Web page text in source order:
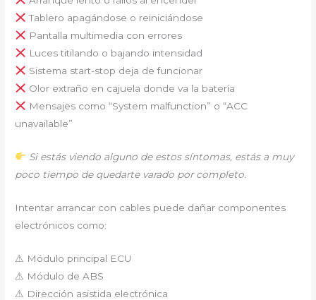
Tablero apagándose o reiniciándose
Pantalla multimedia con errores
Luces titilando o bajando intensidad
Sistema start-stop deja de funcionar
Olor extraño en cajuela donde va la batería
Mensajes como “System malfunction” o “ACC
unavailable”
Si estás viendo alguno de estos síntomas, estás a muy
poco tiempo de quedarte varado por completo.
Intentar arrancar con cables puede dañar componentes
electrónicos como:
⚠ Módulo principal ECU
⚠ Módulo de ABS
⚠ Dirección asistida electrónica